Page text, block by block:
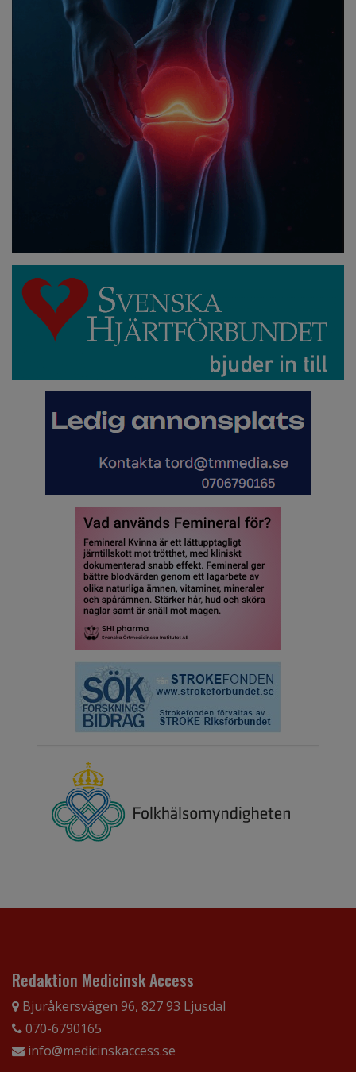
Redaktion Medicinsk Access
Bjuråkersvägen 96, 827 93 Ljusdal
070-6790165
info@medicinskaccess.se